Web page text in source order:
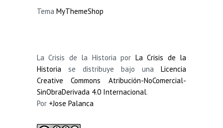
Tema MyThemeShop
La Crisis de la Historia por La Crisis de la
Historiase distribuye bajo una Licencia
Creative Commons Atribución-NoComercial-
SinObraDerivada 4.0 Internacional.
Por +Jose Palanca